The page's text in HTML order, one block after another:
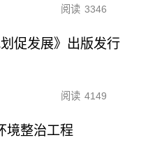
阅读 3346
划促发展》出版发行
阅读 4149
境整治工程